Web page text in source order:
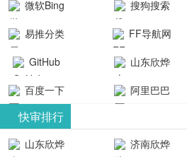
速，支持在
线观看，满
足各类影迷
需求，提供
无广告、高
清流畅的观
影体验。
年最新电影
的在线观
看，快来碟
调电影网在
线观看最新
热门影视作
微软Bing
搜狗搜索
引擎
易推分类
目录网
FF导航网
GitHub
山东欣烨
生物科技有
百度一下
阿里巴巴
快审排行
山东欣烨
济南欣烨